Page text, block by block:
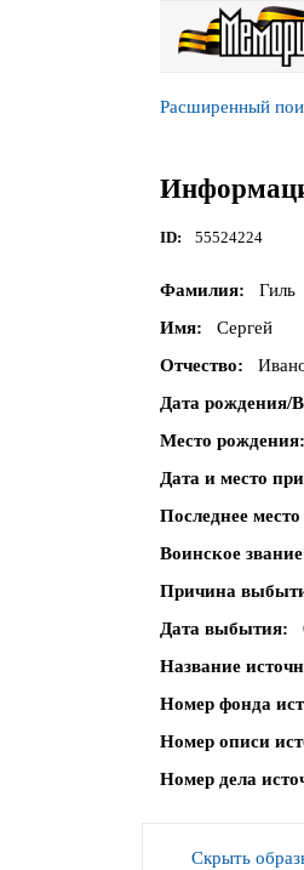
Расширенный
ID 55524224
Фамилия
Гиль
Имя
Сергей
Отчество
Дата рождения/
Место рождения
Дата и место
Последнее
Воинское звание
Причина
Дата выбытия
Название
Номер фонда
Номер описи
Номер дела
Скрыть